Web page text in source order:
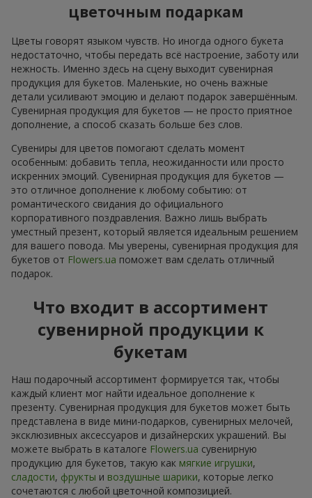
цветочным подаркам
Цветы говорят языком чувств. Но иногда одного букета
недостаточно, чтобы передать всё настроение, заботу или
нежность. Именно здесь на сцену выходит сувенирная
продукция для букетов. Маленькие, но очень важные
детали усиливают эмоцию и делают подарок завершённым.
Сувенирная продукция для букетов — не просто приятное
дополнение, а способ сказать больше без слов.
Сувениры для цветов помогают сделать момент
особенным: добавить тепла, неожиданности или просто
искренних эмоций. Сувенирная продукция для букетов —
это отличное дополнение к любому событию: от
романтического свидания до официального
корпоративного поздравления. Важно лишь выбрать
уместный презент, который является идеальным решением
для вашего повода. Мы уверены, сувенирная продукция для
букетов от Flowers.ua поможет вам сделать отличный
подарок.
Что входит в ассортимент
сувенирной продукции к
букетам
Наш подарочный ассортимент формируется так, чтобы
каждый клиент мог найти идеальное дополнение к
презенту. Сувенирная продукция для букетов может быть
представлена в виде мини-подарков, сувенирных мелочей,
эксклюзивных аксессуаров и дизайнерских украшений. Вы
можете выбрать в каталоге Flowers.ua сувенирную
продукцию для букетов, такую как мягкие игрушки,
сладости, фрукты и воздушные шарики, которые легко
сочетаются с любой цветочной композицией.